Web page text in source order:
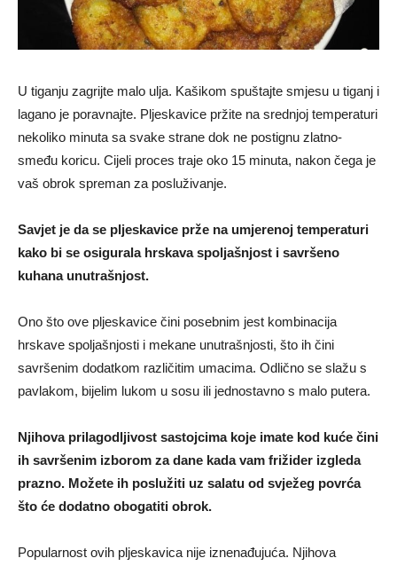
U tiganju zagrijte malo ulja. Kašikom spuštajte smjesu u tiganj i
lagano je poravnajte. Pljeskavice pržite na srednjoj temperaturi
nekoliko minuta sa svake strane dok ne postignu zlatno-
smeđu koricu. Cijeli proces traje oko 15 minuta, nakon čega je
vaš obrok spreman za posluživanje.
Savjet je da se pljeskavice prže na umjerenoj temperaturi
kako bi se osigurala hrskava spoljašnjost i savršeno
kuhana unutrašnjost.
Ono što ove pljeskavice čini posebnim jest kombinacija
hrskave spoljašnjosti i mekane unutrašnjosti, što ih čini
savršenim dodatkom različitim umacima. Odlično se slažu s
pavlakom, bijelim lukom u sosu ili jednostavno s malo putera.
Njihova prilagodljivost sastojcima koje imate kod kuće čini
ih savršenim izborom za dane kada vam frižider izgleda
prazno. Možete ih poslužiti uz salatu od svježeg povrća
što će dodatno obogatiti obrok.
Popularnost ovih pljeskavica nije iznenađujuća. Njihova